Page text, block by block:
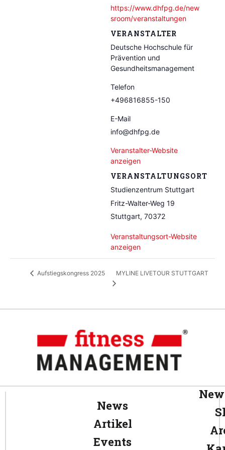
https://www.dhfpg.de/new
sroom/veranstaltungen
VERANSTALTUNGSORT
Studienzentrum Stuttgart
Fritz-Walter-Weg 19
Stuttgart, 70372
Veranstaltungsort-Website
anzeigen
VERANSTALTER
Deutsche Hochschule für
Prävention und
Gesundheitsmanagement
Telefon
+496816855-150
E-Mail
info@dhfpg.de
Veranstalter-Website
anzeigen
Aufstiegskongress 2025 MYLINE LIVETOUR STUTTGART
News
Artikel
Events